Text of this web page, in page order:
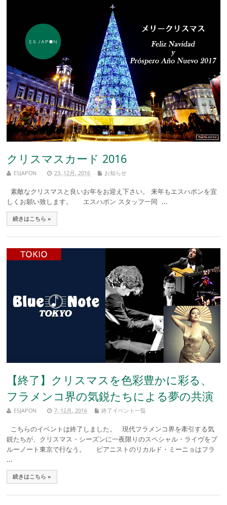
クリスマスカード 2016
ESJAPON 23, 12月, 2016 お知らせ
素敵なクリスマスと良いお年をお迎え下さい。 来年もエスハポンを宜
しくお願い致します。 エスハポン スタッフ一同 ...
続きはこちら »
【終了】クリスマスを色彩豊かに彩る、
フラメンコ界の気鋭たちによる夢の共演
ESJAPON 7, 12月, 2016 終了イベント一覧
こちらのイベントは終了しました。 現代フラメンコ界を牽引する気
鋭たちが、クリスマス・シーズンに一夜限りのスペシャル・ライヴをブ
ルーノート東京で行なう。 ピアニストのリカルド・ミーニョはフラ
...
続きはこちら »